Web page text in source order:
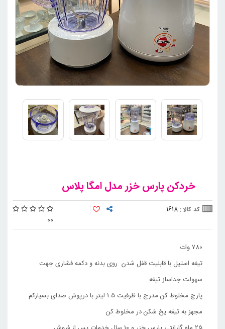
خردکن پارس خزر مدل امگا پلاس
کد کالا : 1618
00
780 وات
تیغه استیل با قابلیت قفل شدن روی بدنه و دکمه فشاری جهت
سهولت جداساز تیغه
پارچ مخلوط کن مدرج با ظرفیت 1.5 لیتر با درپوش صدای بسیارکم
مجهز به تیغه یخ شکن در مخلوط کن